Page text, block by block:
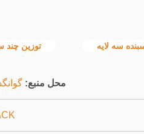
8 توزین سه لایه
محل منبع: